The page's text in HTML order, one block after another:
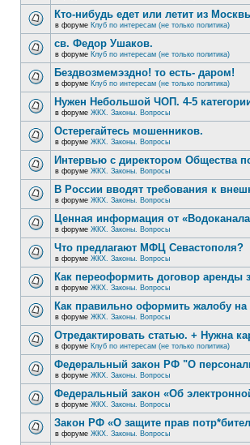
Кто-нибудь едет или летит из
в форуме Клуб по интересам (не только политика)
св. Федор Ушаков.
в форуме Клуб по интересам (не только политика)
Бездвозмемэздно! то есть- даром!
в форуме Клуб по интересам (не только политика)
Нужен Небольшой ЧОП. 4-5
в форуме ЖКХ. Законы. Вопросы
Остерегайтесь мошенников.
в форуме ЖКХ. Законы. Вопросы
Интервью с директором Общества
в форуме ЖКХ. Законы. Вопросы
В России вводят требования к
в форуме ЖКХ. Законы. Вопросы
Ценная информация от
в форуме ЖКХ. Законы. Вопросы
Что предлагают МФЦ Севастополя?
в форуме ЖКХ. Законы. Вопросы
Как переоформить договор аренды
в форуме ЖКХ. Законы. Вопросы
Как правильно оформить жалобу на
в форуме ЖКХ. Законы. Вопросы
Отредактировать статью. + Нужна
в форуме Клуб по интересам (не только политика)
Федеральный закон РФ "О
в форуме ЖКХ. Законы. Вопросы
Федеральный закон «Об
в форуме ЖКХ. Законы. Вопросы
Закон РФ «О защите прав
в форуме ЖКХ. Законы. Вопросы